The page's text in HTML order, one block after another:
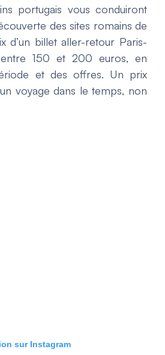
portugais vous conduiront
des sites romains de
d’un billet aller-retour Paris-
entre 150 et 200 euros, en
et des offres. Un prix
voyage dans le temps, non
sur Instagram